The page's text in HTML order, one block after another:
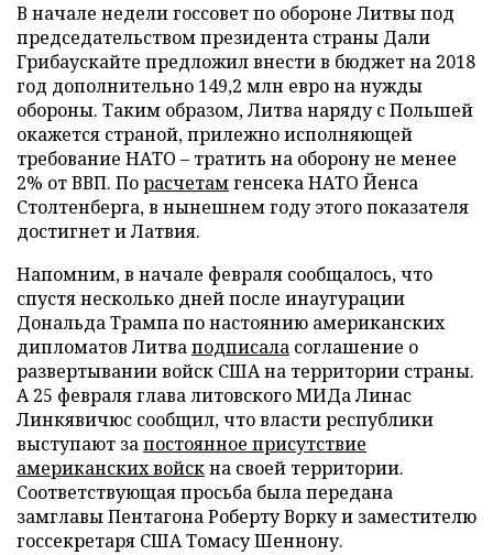
В начале недели госсовет по обороне Литвы под
председательством президента страны Дали
Грибаускайте предложил внести в бюджет на 2018
год дополнительно 149,2 млн евро на нужды
обороны. Таким образом, Литва наряду с Польшей
окажется страной, прилежно исполняющей
требование НАТО – тратить на оборону не менее
2% от ВВП. Порасчетамгенсека НАТО Йенса
Столтенберга, в нынешнем году этого показателя
достигнет и Латвия.
Напомним, в начале февраля сообщалось, что
спустя несколько дней после инаугурации
Дональда Трампа по настоянию американских
дипломатов Литваподписала соглашение о
развертывании войск США на территории страны.
А 25 февраля глава литовского МИДа Линас
Линкявичюс сообщил, что власти республики
выступают запостоянное присутствие
американских войскна своей территории.
Соответствующая просьба была передана
замглавы Пентагона Роберту Ворку и заместителю
госсекретаря США Томасу Шеннону.